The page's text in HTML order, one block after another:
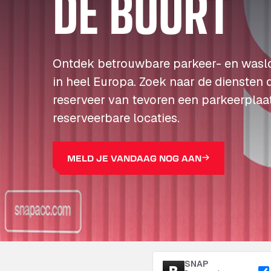
Ontdek betrouwbare parkeer- en
in heel Europa. Zoek naar de diensten
reserveer van tevoren een
reserveerbare locaties.
MELD JE VANDAAG NOG AAN
SNAP